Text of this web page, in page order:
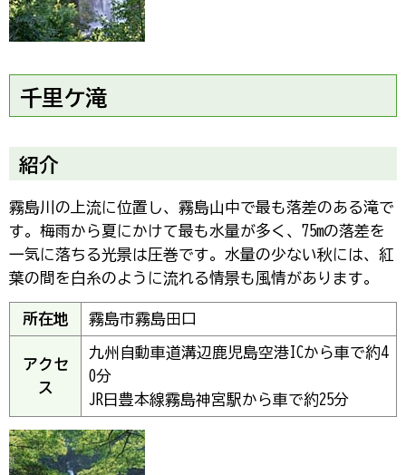
千里ケ滝
紹介
霧島川の上流に位置し、霧島山中で最も落差のある滝で
す。梅雨から夏にかけて最も水量が多く、75mの落差を
一気に落ちる光景は圧巻です。水量の少ない秋には、紅
葉の間を白糸のように流れる情景も風情があります。
所在地 霧島市霧島田口
アクセ
ス
九州自動車道溝辺鹿児島空港ICから車で約4
0分
JR日豊本線霧島神宮駅から車で約25分